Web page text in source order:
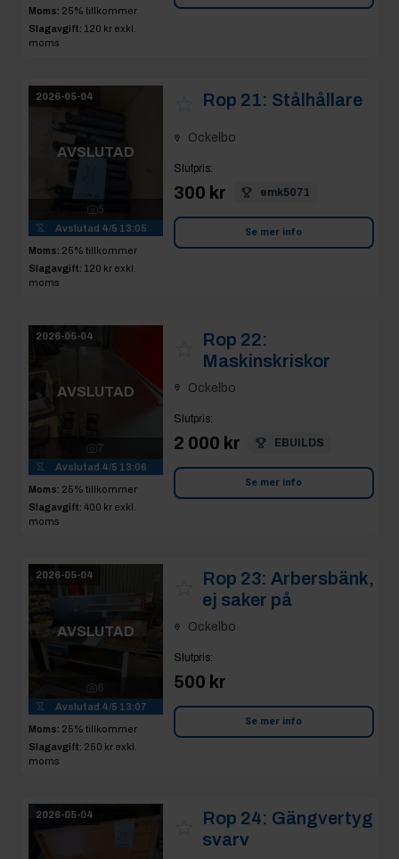
Moms: 25% tillkommer
Slagavgift: 120 kr exkl.
moms
2026-05-04
AVSLUTAD
5
Avslutad 4/5 13:05
Moms: 25% tillkommer
Slagavgift: 120 kr exkl.
moms
Rop 21: Stålhållare
Ockelbo
Slutpris:
300 kr emk5071
Se mer info
2026-05-04
AVSLUTAD
7
Avslutad 4/5 13:06
Moms: 25% tillkommer
Slagavgift: 400 kr exkl.
moms
Rop 22:
Maskinskriskor
Ockelbo
Slutpris:
2 000 kr EBUILDS
Se mer info
2026-05-04
AVSLUTAD
6
Avslutad 4/5 13:07
Moms: 25% tillkommer
Slagavgift: 250 kr exkl.
moms
Rop 23: Arbersbänk,
ej saker på
Ockelbo
Slutpris:
500 kr
Se mer info
2026-05-04 Rop 24: Gängvertyg
svarv